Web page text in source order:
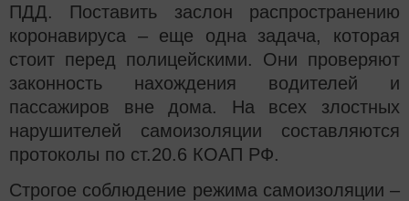
ПДД. Поставить заслон распространению
коронавируса – еще одна задача, которая
стоит перед полицейскими. Они проверяют
законность нахождения водителей и
пассажиров вне дома. На всех злостных
нарушителей самоизоляции составляются
протоколы по ст.20.6 КОАП РФ.
Строгое соблюдение режима самоизоляции –